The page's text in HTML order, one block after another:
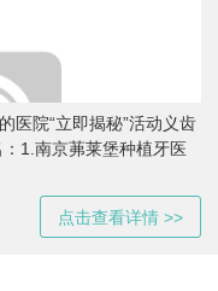
医院“立即揭秘”活动义齿
1.南京茀莱堡种植牙医
点击查看详情 >>